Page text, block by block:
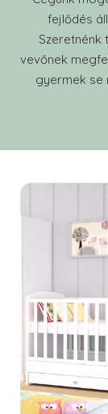
fejlődés
Szeretnénk
vevőnek
gyermek se